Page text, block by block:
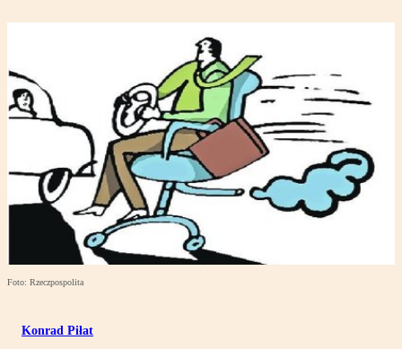
Foto: Rzeczpospolita
Konrad Piłat